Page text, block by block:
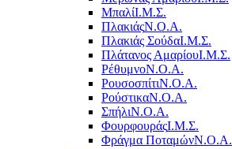
ΜπαλίΙ.Μ.Σ.
ΠλακιάςΝ.Ο.Α.
Πλακιάς ΣούδαΙ.Μ.Σ.
Πλάτανος ΑμαρίουΙ.Μ.Σ.
ΡέθυμνοΝ.Ο.Α.
ΡουσοσπίτιΝ.Ο.Α.
ΡούστικαΝ.Ο.Α.
ΣπήλιΝ.Ο.Α.
ΦουρφουράςΙ.Μ.Σ.
Φράγμα ΠοταμώνΝ.Ο.Α.